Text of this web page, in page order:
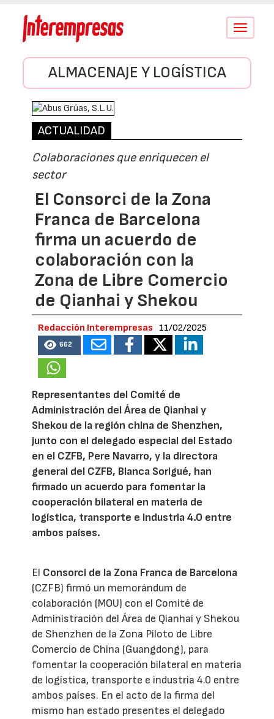
Conmutar
ALMACENAJE Y LOGÍSTICA
ACTUALIDAD
Colaboraciones que enriquecen el
sector
El Consorci de la Zona
Franca de Barcelona
firma un acuerdo de
colaboración con la
Zona de Libre Comercio
de Qianhai y Shekou
Redacción Interempresas 11/02/2025
662
Representantes del Comité de
Administración del Área de Qianhai y
Shekou de la región china de Shenzhen,
junto con el delegado especial del Estado
en el CZFB, Pere Navarro, y la directora
general del CZFB, Blanca Sorigué, han
firmado un acuerdo para fomentar la
cooperación bilateral en materia de
logística, transporte e industria 4.0 entre
ambos países.
El Consorci de la Zona Franca de Barcelona
(CZFB) firmó un memorándum de
colaboración (MOU) con el Comité de
Administración del Área de Qianhai y Shekou
de Shenzhen de la Zona Piloto de Libre
Comercio de China (Guangdong), para
fomentar la cooperación bilateral en materia
de logística, transporte e industria 4.0 entre
ambos países. En el acto de la firma del
mismo han estado presentes el delegado